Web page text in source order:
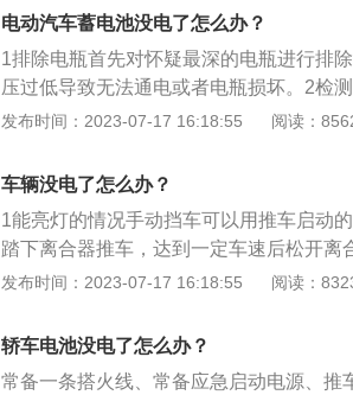
用和维护不当，也会在几个月内提前损坏
要，蓄电池的检查主要看两个数据，第一
电动汽车蓄电池没电了怎么办？
1排除电瓶首先对怀疑最深的电瓶进行排
压过低导致无法通电或者电瓶损坏。2检
告线以下，若汽车没油，也会导致无法启
高。4陋习最后考虑车主停车是否有陋习
操作杆拉到P档。
发布时间：2023-07-17 16:18:55 阅读：
车辆没电了怎么办？
1能亮灯的情况手动挡车可以用推车启动
踏下离合器推车，达到一定车速后松开离
应急可以用电瓶线接别人的电瓶上借别人
电池的正极端子连接。4进行应急充电跨
机，并稍微提高发动机的转速，约5分钟
发布时间：2023-07-17 16:18:55 阅读：
轿车电池没电了怎么办？
常备一条搭火线、常备应急启动电源、推